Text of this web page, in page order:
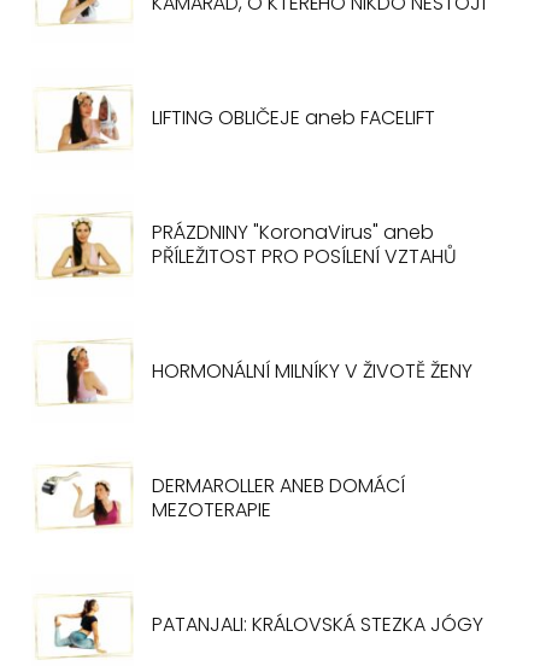
LIFTING OBLIČEJE aneb FACELIFT
PRÁZDNINY "KoronaVirus" aneb
PŘÍLEŽITOST PRO POSÍLENÍ VZTAHŮ
HORMONÁLNÍ MILNÍKY V ŽIVOTĚ ŽENY
DERMAROLLER ANEB DOMÁCÍ
MEZOTERAPIE
PATANJALI: KRÁLOVSKÁ STEZKA JÓGY